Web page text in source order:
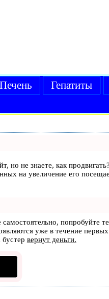
Печень Гепатиты
но не знаете, как
на увеличение его
попробуйте
уже в течение
вернут деньги.